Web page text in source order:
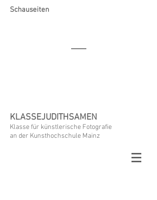
Schauseiten
KLASSEJUDITHSAMEN
Klasse für künstlerische Fotografie
an der Kunsthochschule Mainz